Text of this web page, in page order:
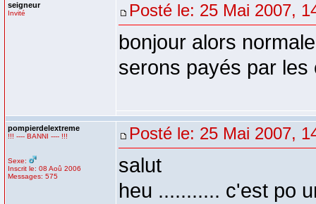
seigneur
Invité Posté le: 25 Mai 2007,
bonjour alors
serons payés par
pompierdelextreme
!!! ---- BANNI ---- !!!
Sexe:
Inscrit le: 08 Aoû 2006
Messages: 575
Posté le: 25 Mai 2007,
salut
heu ........... c'est po